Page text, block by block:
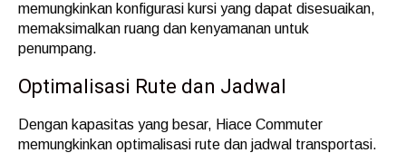
memungkinkan konfigurasi kursi yang dapat disesuaikan,
memaksimalkan ruang dan kenyamanan untuk
penumpang.
Optimalisasi Rute dan Jadwal
Dengan kapasitas yang besar, Hiace Commuter
memungkinkan optimalisasi rute dan jadwal transportasi.